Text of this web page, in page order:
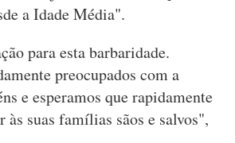
a Idade Média".
para esta barbaridade.
preocupados com a
e esperamos que rapidamente
às suas famílias sãos e salvos",